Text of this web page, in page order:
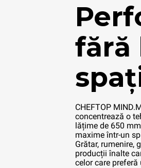
fără
CHEFTOP
concentrează o
lățime de 650
maxime într-un
Grătar, rumenire,
producții înalte
celor care